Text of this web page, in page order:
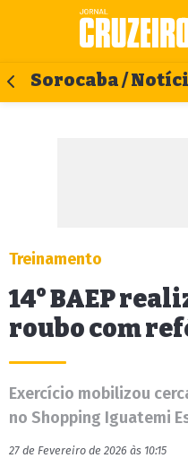
Sorocaba /
Treinamento
14° BAEP
roubo com
Exercício mobilizou
no Shopping Iguatemi
27 de Fevereiro de 2026 às 10:15